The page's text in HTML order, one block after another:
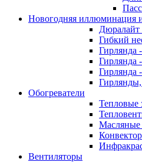
Новогодняя иллюминация
Дюралайт
Гибкий
Гирлянда
Гирлянда
Гирлянда
Обогреватели
Тепловые
Масляные
Вентиляторы